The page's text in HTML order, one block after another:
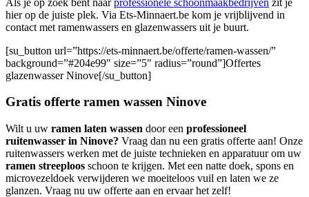
hier op de juiste plek. Via Ets-Minnaert.be kom je vrijblijvend in
contact met ramenwassers en glazenwassers uit je buurt.
[su_button url=”https://ets-minnaert.be/offerte/ramen-wassen/”
background=”#204e99″ size=”5″ radius=”round”]Offertes
glazenwasser Ninove[/su_button]
Gratis offerte ramen wassen Ninove
Wilt u uw ramen laten wassen door een professioneel
ruitenwasser in Ninove? Vraag dan nu een gratis offerte aan! Onze
ruitenwassers werken met de juiste technieken en apparatuur om uw
ramen streeploos schoon te krijgen. Met een natte doek, spons en
microvezeldoek verwijderen we moeiteloos vuil en laten we ze
glanzen. Vraag nu uw offerte aan en ervaar het zelf!